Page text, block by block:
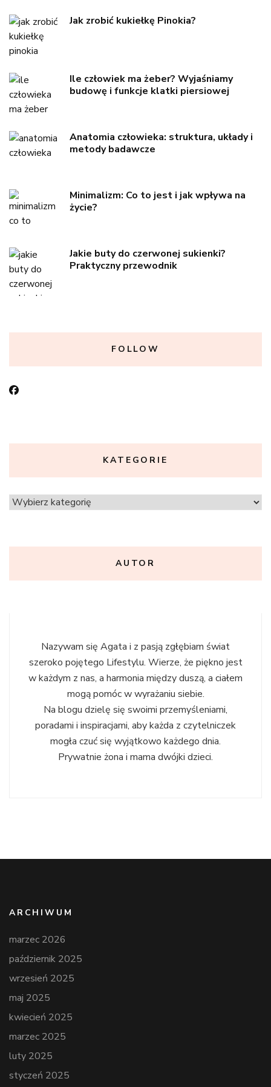
Jak zrobić kukiełkę Pinokia?
Ile człowiek ma żeber? Wyjaśniamy
budowę i funkcje klatki piersiowej
Anatomia człowieka: struktura, układy i
metody badawcze
Minimalizm: Co to jest i jak wpływa na
życie?
Jakie buty do czerwonej sukienki?
Praktyczny przewodnik
FOLLOW
KATEGORIE
Kategorie
AUTOR
Nazywam się Agata i z pasją zgłębiam świat
szeroko pojętego Lifestylu. Wierze, że piękno jest
w każdym z nas, a harmonia między duszą, a ciałem
mogą pomóc w wyrażaniu siebie.
Na blogu dzielę się swoimi przemyśleniami,
poradami i inspiracjami, aby każda z czytelniczek
mogła czuć się wyjątkowo każdego dnia.
Prywatnie żona i mama dwójki dzieci.
ARCHIWUM
marzec 2026
październik 2025
wrzesień 2025
maj 2025
kwiecień 2025
marzec 2025
luty 2025
styczeń 2025